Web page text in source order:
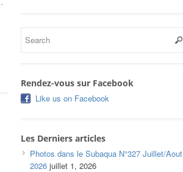
-
Rendez-vous sur Facebook
Like us on Facebook
Les Derniers articles
Photos dans le Subaqua N°327 Juillet/Aout
2026 juillet 1, 2026